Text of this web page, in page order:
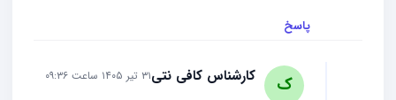
پاسخ
ک کارشناس کافی نتی۳۱ تیر ۱۴۰۵ ساعت ۰۹:۳۶